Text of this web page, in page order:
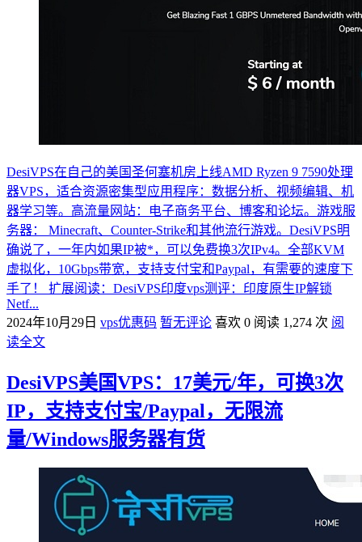
DesiVPS在自己的美国圣何塞机房上线AMD Ryzen 9 7590处理
器VPS，适合资源密集型应用程序：数据分析、视频编辑、机
器学习等。高流量网站：电子商务平台、博客和论坛。游戏服
务器： Minecraft、Counter-Strike和其他流行游戏。DesiVPS明
确说了，一年内如果IP被*，可以免费换3次IPv4。全部KVM
虚拟化，10Gbps带宽，支持支付宝和Paypal，有需要的速度下
手了！ 扩展阅读：DesiVPS印度vps测评：印度原生IP解锁
Netf...
2024年10月29日 vps优惠码 暂无评论 喜欢 0 阅读 1,274 次 阅
读全文
DesiVPS美国VPS：17美元/年，可换3次
IP，支持支付宝/Paypal，无限流
量/Windows服务器有货